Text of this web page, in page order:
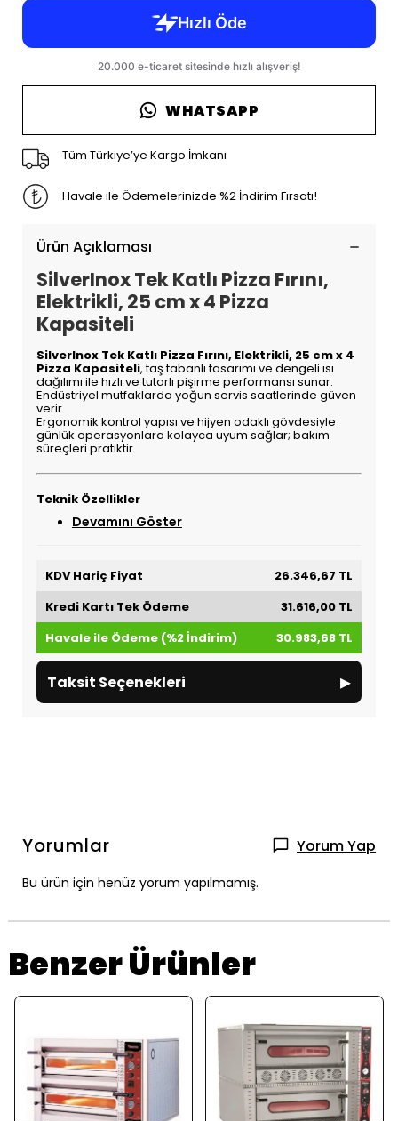
WHATSAPP
Tüm Türkiye’ye Kargo İmkanı
Havale ile Ödemelerinizde %2 İndirim Fırsatı!
Ürün Açıklaması
SilverInox Tek Katlı Pizza Fırını,
Elektrikli, 25 cm x 4 Pizza
Kapasiteli
SilverInox Tek Katlı Pizza Fırını, Elektrikli, 25 cm x 4
Pizza Kapasiteli, taş tabanlı tasarımı ve dengeli ısı
dağılımı ile hızlı ve tutarlı pişirme performansı sunar.
Endüstriyel mutfaklarda yoğun servis saatlerinde güven
verir.
Ergonomik kontrol yapısı ve hijyen odaklı gövdesiyle
günlük operasyonlara kolayca uyum sağlar; bakım
süreçleri pratiktir.
Teknik Özellikler
Devamını Göster
KDV Hariç Fiyat
26.346,67 TL
Kredi Kartı Tek Ödeme
31.616,00 TL
Havale ile Ödeme (%2 İndirim)
30.983,68 TL
Taksit Seçenekleri ▸
Yorumlar Yorum Yap
Bu ürün için henüz yorum yapılmamış.
Benzer Ürünler